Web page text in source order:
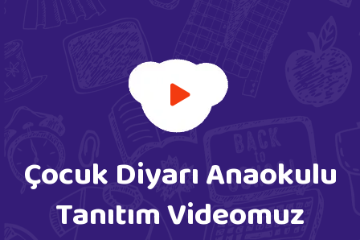
Çocuk Diyarı Anaokulu
Tanıtım Videomuz